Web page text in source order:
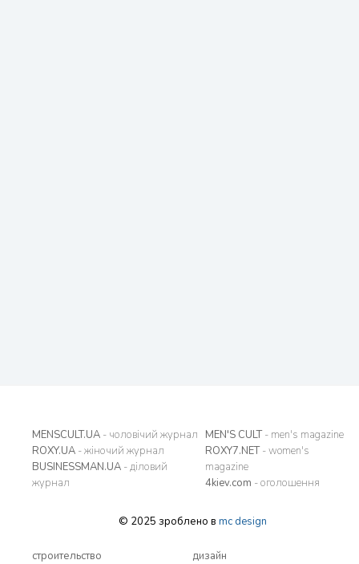
MENSCULT.UA - чоловічий журнал
ROXY.UA - жіночий журнал
BUSINESSMAN.UA - діловий
журнал
MEN'S CULT- men's magazine
ROXY7.NET- women's
magazine
4kiev.com - оголошення
© 2025 зроблено в mc design
строительство
дизайн